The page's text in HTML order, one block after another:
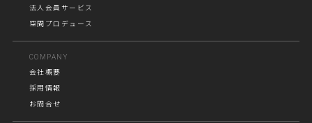
法人会員サービス
空間プロデュース
COMPANY
会社概要
採用情報
お問合せ